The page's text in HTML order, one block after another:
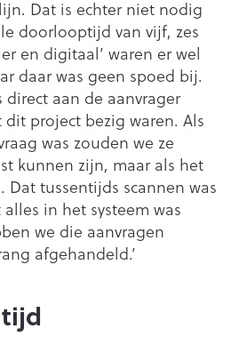
Dat is echter niet nodig
doorlooptijd van vijf, zes
en digitaal’ waren er wel
daar was geen spoed bij.
direct aan de aanvrager
project bezig waren. Als
was zouden we ze
kunnen zijn, maar als het
Dat tussentijds scannen was
in het systeem was
we die aanvragen
afgehandeld.’